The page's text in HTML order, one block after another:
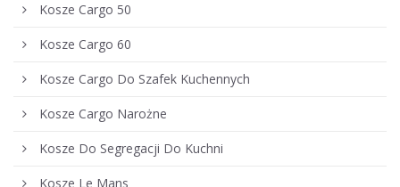
Kosze Cargo 50
Kosze Cargo 60
Kosze Cargo Do Szafek Kuchennych
Kosze Cargo Narożne
Kosze Do Segregacji Do Kuchni
Kosze Le Mans